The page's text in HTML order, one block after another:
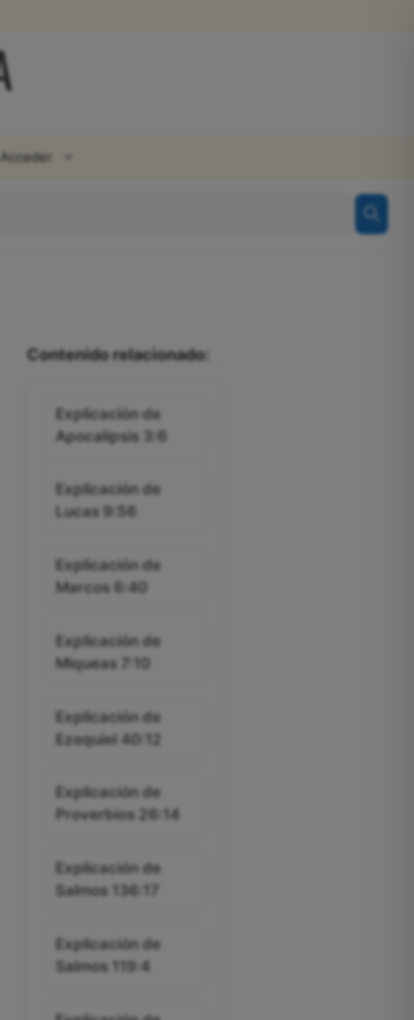
Acceder
Contenido relacionado:
Explicación de
Apocalipsis 3:6
Explicación de
Lucas 9:56
Explicación de
Marcos 6:40
Explicación de
Miqueas 7:10
Explicación de
Ezequiel 40:12
Explicación de
Proverbios 26:14
Explicación de
Salmos 136:17
Explicación de
Salmos 119:4